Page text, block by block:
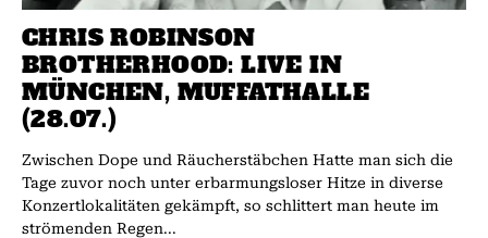
CHRIS ROBINSON
BROTHERHOOD: LIVE IN
MÜNCHEN, MUFFATHALLE
(28.07.)
Zwischen Dope und Räucherstäbchen Hatte man sich die
Tage zuvor noch unter erbarmungsloser Hitze in diverse
Konzertlokalitäten gekämpft, so schlittert man heute im
strömenden Regen...